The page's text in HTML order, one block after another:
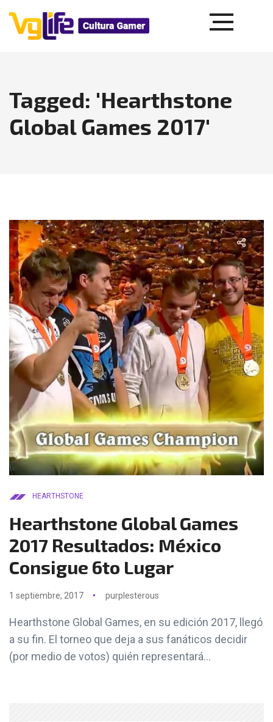
Tagged: 'Hearthstone
Global Games 2017'
HEARTHSTONE
Hearthstone Global Games
2017 Resultados: México
Consigue 6to Lugar
1 septiembre, 2017 purplesterous
Hearthstone Global Games, en su edición 2017, llegó
a su fin. El torneo que deja a sus fanáticos decidir
(por medio de votos) quién representará...